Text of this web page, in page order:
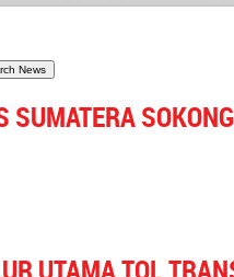
SUMATERA